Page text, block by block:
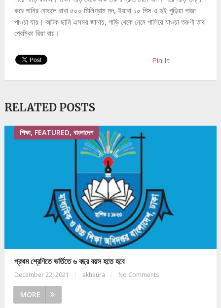
করে পানির বোতলে রাখা ৫০০ মিলিগ্রাম মদ, ইয়াবা ১০ পিস ও দুই পুড়িয়া গাজা
পাওয়া যায়। আটক ছামি এসময় জানায়, গাড়ি থেকে নেমে পালিয়ে যাওয়া তরুণী তার
প্রেমিকা রিয়া রায়।
Pin It
RELATED POSTS
শিক্ষা, FEATURED, বাংলাদেশ
প্রথম শ্রেণিতে ভর্তিতে ৬ বছর বয়স হতে হবে
December 22, 2021 akhaura No Comments
MORE